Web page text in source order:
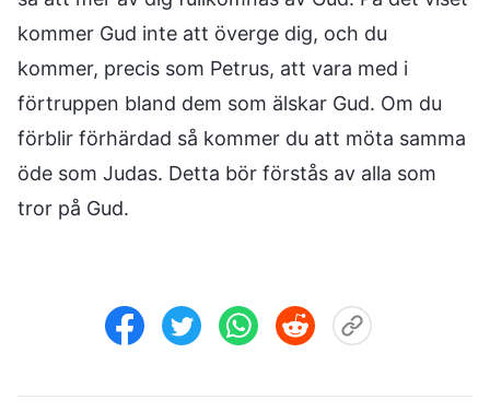
kommer Gud inte att överge dig, och du
kommer, precis som Petrus, att vara med i
förtruppen bland dem som älskar Gud. Om du
förblir förhärdad så kommer du att möta samma
öde som Judas. Detta bör förstås av alla som
tror på Gud.